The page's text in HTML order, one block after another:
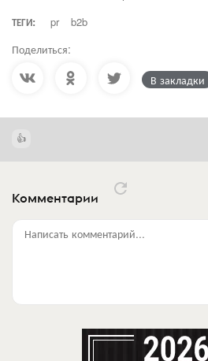
ТЕГИ:
pr b2b
Поделиться:
В закладки
Комментарии
Написать комментарий...